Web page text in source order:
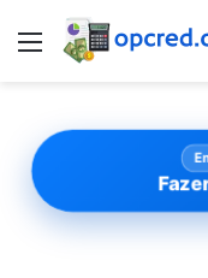
Menu